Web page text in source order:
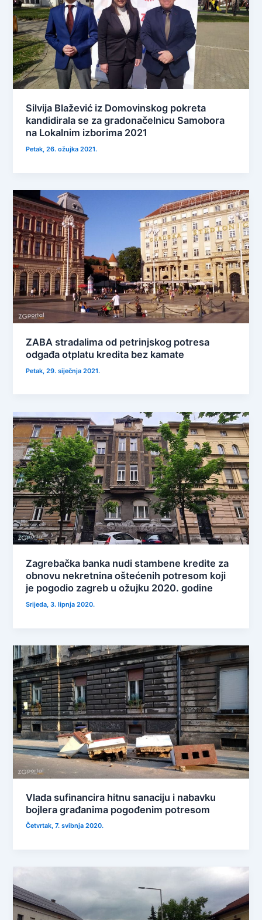
Silvija Blažević iz Domovinskog pokreta
kandidirala se za gradonačelnicu Samobora
na Lokalnim izborima 2021
Petak, 26. ožujka 2021.
ZABA stradalima od petrinjskog potresa
odgađa otplatu kredita bez kamate
Petak, 29. siječnja 2021.
Zagrebačka banka nudi stambene kredite za
obnovu nekretnina oštećenih potresom koji
je pogodio zagreb u ožujku 2020. godine
Srijeda, 3. lipnja 2020.
Vlada sufinancira hitnu sanaciju i nabavku
bojlera građanima pogođenim potresom
Četvrtak, 7. svibnja 2020.